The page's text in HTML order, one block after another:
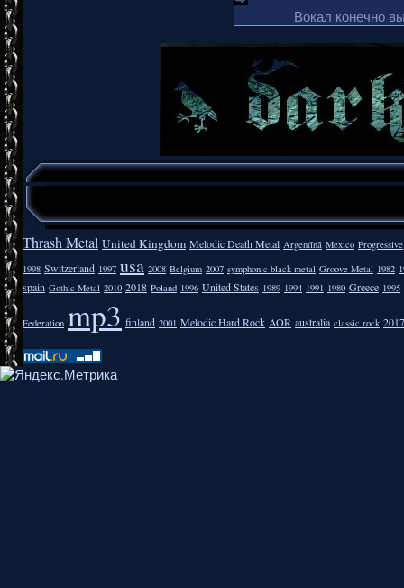
Вокал конечно
Thrash Metal United Kingdom Melodic Death Metal Argentīnā Mexico Progressive
1998 Switzerland 1997 usa 2008 Belgium 2007 symphonic black metal Groove Metal 1982
spain Gothic Metal 2010 2018 Poland 1996 United States 1989 1994 1991 1980 Greece 1995
Federation mp3 finland 2001 Melodic Hard Rock AOR australia classic rock 2017